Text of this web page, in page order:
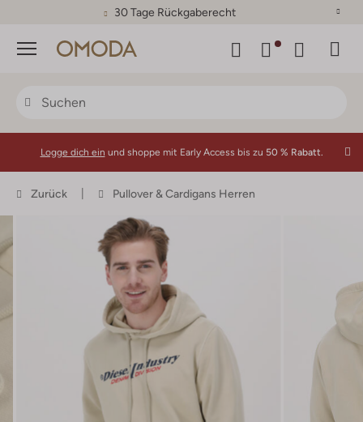
30 Tage Rückgaberecht
Menü
Logge dich ein und shoppe mit Early Access bis zu 50 % Rabatt.
Zurück Pullover & Cardigans Herren